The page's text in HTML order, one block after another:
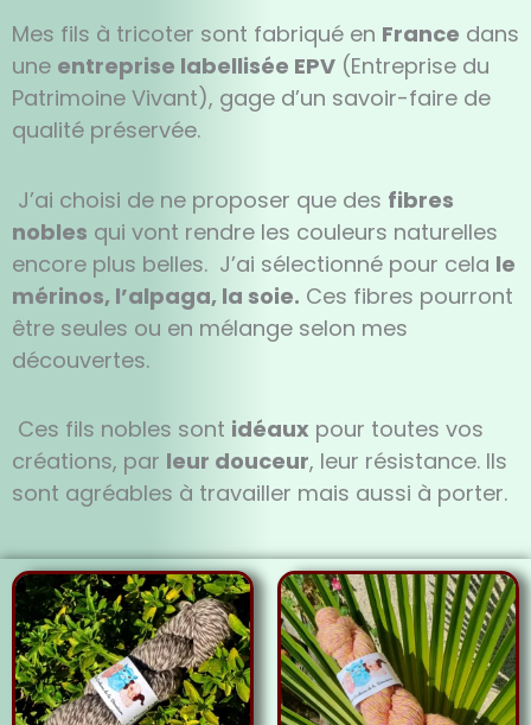
Mes fils à tricoter sont fabriqué en France dans
une entreprise labellisée EPV (Entreprise du
Patrimoine Vivant), gage d’un savoir-faire de
qualité préservée.
J’ai choisi de ne proposer que des fibres
nobles qui vont rendre les couleurs naturelles
encore plus belles. J’ai sélectionné pour cela le
mérinos, l’alpaga, la soie. Ces fibres pourront
être seules ou en mélange selon mes
découvertes.
Ces fils nobles sont idéaux pour toutes vos
créations, par leur douceur, leur résistance. Ils
sont agréables à travailler mais aussi à porter.